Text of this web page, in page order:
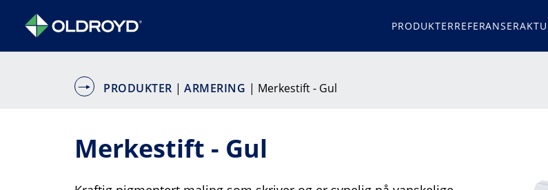
PRODUKTERREFERANSER
PRODUKTER |ARMERING | Merkestift - Gul
Merkestift - Gul